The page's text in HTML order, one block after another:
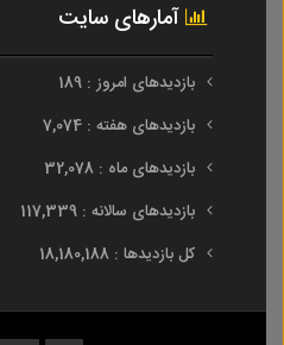
آمارهای سایت
بازدیدهای امروز : 189
بازدیدهای هفته : 7,074
بازدیدهای ماه : 32,078
بازدیدهای سالانه : 117,339
کل بازدیدها : 18,180,188